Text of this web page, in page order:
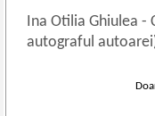
Ina Otilia Ghiulea-
autograful